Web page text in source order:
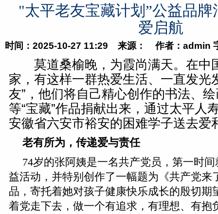
"太平老友宝藏计划”公益品
爱启航
时间：2025-10-27 11:29 来源： 作者：admin
莫道桑榆晚，为霞尚满天。在中
家，有这样一群热爱生活、一直发光
友”，他们将自己精心创作的书法、
等“宝藏”作品捐献出来，通过太平人
安徽省六安市裕安的困难学子送去爱
老有所为，传递爱与责任
74岁的张阿姨是一名共产党员，第一时
益活动，并特别创作了一幅题为《共产党来
品，寄托着她对孩子健康快乐成长的殷切期
着党走下去，做一个有追求，有理想、有抱